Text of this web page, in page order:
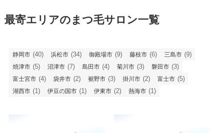
最寄エリアのまつ毛サロン一覧
静岡市 (40) 浜松市 (34) 御殿場市 (9) 藤枝市 (6) 三島市 (9)
焼津市 (5) 沼津市 (7) 島田市 (4) 菊川市 (3) 磐田市 (3)
富士宮市 (4) 袋井市 (2) 裾野市 (3) 掛川市 (2) 富士市 (5)
湖西市 (1) 伊豆の国市 (1) 伊東市 (2) 熱海市 (1)